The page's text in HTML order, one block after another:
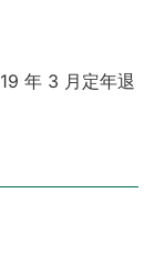
年 3 月定年退